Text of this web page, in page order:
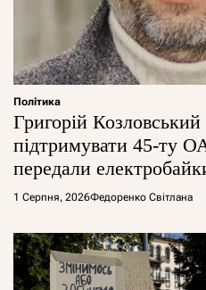
Політика
Григорій
підтримувати 45-ту
передали
1 Серпня, 2026Федоренко Світлана